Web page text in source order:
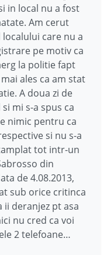
in local nu a fost
Am cerut
care nu a
pe motiv ca
la politie fapt
ales ca am stat
A doua zi de
mi s-a spus ca
nimic pentru ca
si nu s-a
tot intr-un
din
de 4.08.2013,
sub orice critinca
ii deranjez pt asa
nu cred ca voi
2 telefoane…